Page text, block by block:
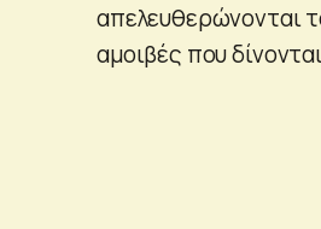
απελευθερώνονται
αμοιβές που